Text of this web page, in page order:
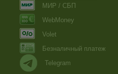
МИР / СБП
WebMoney
Volet
Безналичный платеж
Telegram